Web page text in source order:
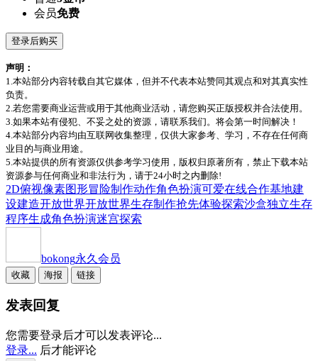
会员免费
登录后购买
声明：
1.本站部分内容转载自其它媒体，但并不代表本站赞同其观点和对其真实性
负责。
2.若您需要商业运营或用于其他商业活动，请您购买正版授权并合法使用。
3.如果本站有侵犯、不妥之处的资源，请联系我们。将会第一时间解决！
4.本站部分内容均由互联网收集整理，仅供大家参考、学习，不存在任何商
业目的与商业用途。
5.本站提供的所有资源仅供参考学习使用，版权归原著所有，禁止下载本站
资源参与任何商业和非法行为，请于24小时之内删除!
2D俯视像素图形冒险制作动作角色扮演可爱在线合作基地建
设建造开放世界开放世界生存制作抢先体验探索沙盒独立生存
程序生成角色扮演迷宫探索
bokong永久会员
收藏 海报 链接
发表回复
您需要登录后才可以发表评论...
登录... 后才能评论